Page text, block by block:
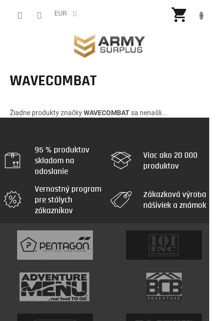
EUR
WAVECOMBAT
Žiadne produkty značkyWAVECOMBAT sa nenašli...
95 % produktov
skladom na
odoslanie
Viac ako 20 000
produktov
Vernostný program
pre stálych
zákazníkov
Zákazková výroba
nášiviek a známok